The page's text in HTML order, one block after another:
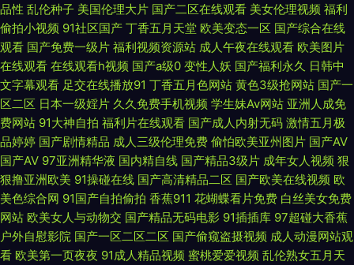
风情视频 国产黄站 女人下边被 午夜福利健美 99精热 日韩午夜福 中文字幕
乱视 国产精品久久伊人 欧美日韩视费观看视频 亚洲精品∧v在 变态另类电影
av 精品人人搡人妻人人玩A片 日韩中文字幕中 专区国产精品欧美 国产高清
露脸对白 欧美日产国产亚洲综合 亚洲夫妻视频一区 不卡电影网 精品精姦 日
韩狼友网 最近更新 国产精品成人观看视频免费 欧美超级碰碰碰视频在线播
放 亚洲一级日韩一级 成人开心网 另类激情影院 台湾佬综合网 91九色性爱 国
产区日 欧美在线精品αⅴ 亚洲国产韩国日本一区 bt之家 bt电影天堂 激情四射
品性 乱伦种子 美国伦理大片 国产二区在线观看 美女伦理视频 福利
偷拍小视频 91社区国产 丁香五月天堂 欧美变态一区 国产综合在线
观看 国产免费一级片 福利视频资源站 成人午夜在线观看 欧美图片
在线观看 在线观看h视频 国产a级0 变性人妖 国产福利永久 日韩中
文字幕观看 足交在线播放91 丁香五月色网站 黄色3级抢网站 国产一
区二区 日本一级婬片 久久免费手机视频 学生妹Av网站 亚洲人成免
费网站 91大神自拍 福利片在线观看 国产成人内射无码 激情五月极
品婷婷 国产剧情精品 成人三级伦理免费 偷怕欧美亚州图片 国产AV
国产AV 97亚洲精华液 国内精自线 国产精品3级片 成年女人视频 狠
狠撸亚洲欧美 91操碰在线 国产高清精品二区 国产欧美在线视频 欧
美色综合网 91国产自拍偷拍 香蕉911 花蝴蝶看片免费 白丝美女免费
网站 欧美女人与动物交 国产精品无码电影 91插插库 97超碰大香蕉
户外自慰影院 国产一区二区二区 国产偷窥盗摄视频 成人动漫网站观
看 欧美第一页夜夜 91成人精品视频 蜜桃爱爱视频 乱伦熟女五月天